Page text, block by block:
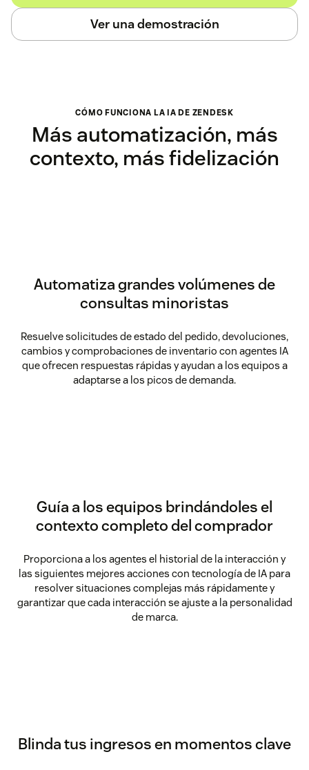
Ver una demostración
CÓMO FUNCIONA LA IA DE ZENDESK
Más automatización, más
contexto, más fidelización
Automatiza grandes volúmenes de
consultas minoristas
Resuelve solicitudes de estado del pedido, devoluciones,
cambios y comprobaciones de inventario con agentes IA
que ofrecen respuestas rápidas y ayudan a los equipos a
adaptarse a los picos de demanda.
Guía a los equipos brindándoles el
contexto completo del comprador
Proporciona a los agentes el historial de la interacción y
las siguientes mejores acciones con tecnología de IA para
resolver situaciones complejas más rápidamente y
garantizar que cada interacción se ajuste a la personalidad
de marca.
Blinda tus ingresos en momentos clave